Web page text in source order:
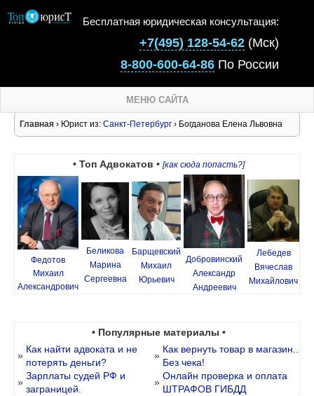
Бесплатная юридическая консультация:
+7(495) 128-54-62 (Мск)
8-800-600-64-86 По России
МЕНЮ САЙТА
Главная › Юрист из: Санкт-Петербург › Богданова Елена Львовна
• Топ Адвокатов • [как сюда попасть?]
Федотов
Михаил
Александрович
Беликова
Марина
Сергеевна
Барщевский
Михаил
Юрьевич
Добровинский
Александр
Андреевич
Лебедев
Вячеслав
Михайлович
• Популярные материалы •
»
Как найти адвоката и не
потерять деньги?
»
Как вернуть товар в магазин..
Без чека!
»
Зарплаты судей РФ и
заграницей.
»
Онлайн проверка и оплата
ШТРАФОВ ГИБДД